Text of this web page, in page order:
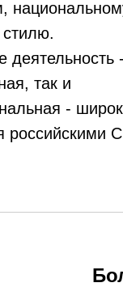
стилю.
деятельность
так и
-
российскими